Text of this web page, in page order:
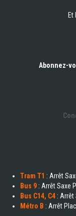
Et
Abonnez-
Tram T1 : Arrêt
Bus 9 : Arrêt Saxe
Bus C14, C4 : Arrêt
Métro B : Arrêt